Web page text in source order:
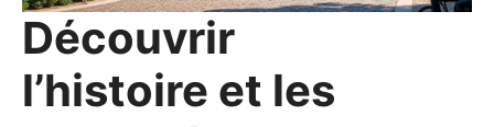
Découvrir
l’histoire et les